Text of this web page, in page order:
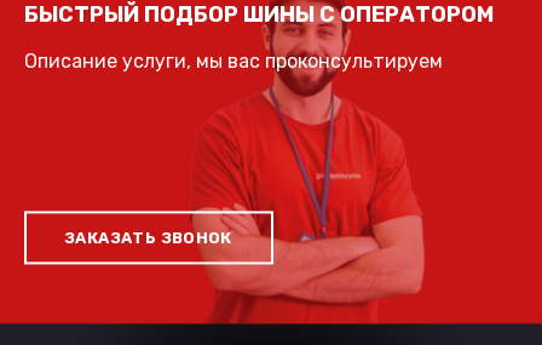
БЫСТРЫЙ ПОДБОР ШИНЫ С ОПЕРАТОРОМ
Описание услуги, мы вас проконсультируем
ЗАКАЗАТЬ ЗВОНОК